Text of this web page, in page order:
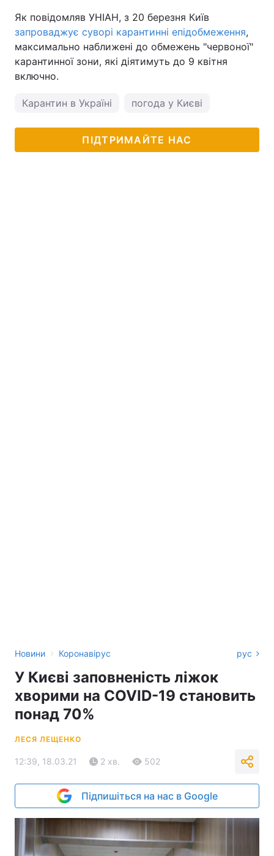
Як повідомляв УНІАН, з 20 березня Київ
запроваджує суворі карантинні епідобмеження,
максимально наближені до обмежень "червоної"
карантинної зони, які діятимуть до 9 квітня
включно.
Карантин в Україні погода у Києві
ПІДТРИМАЙТЕ НАС
Новини › Коронавірус рус
У Києві заповненість ліжок
хворими на СOVID-19 становить
понад 70%
ЛЕСЯ ЛЕЩЕНКО
12:39, 18.03.21 2 хв. 502
Підпишіться на нас в Google